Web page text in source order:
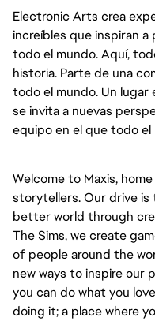
Electronic Arts crea
increíbles que inspiran
todo el mundo. Aquí,
historia. Parte de una
todo el mundo. Un lugar
se invita a nuevas
equipo en el que todo el
Welcome to Maxis,
storytellers. Our drive is
better world through
The Sims, we create
of people around the
new ways to inspire our
you can do what you
doing it; a place where